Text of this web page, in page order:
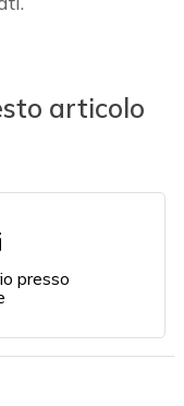
articolo
presso